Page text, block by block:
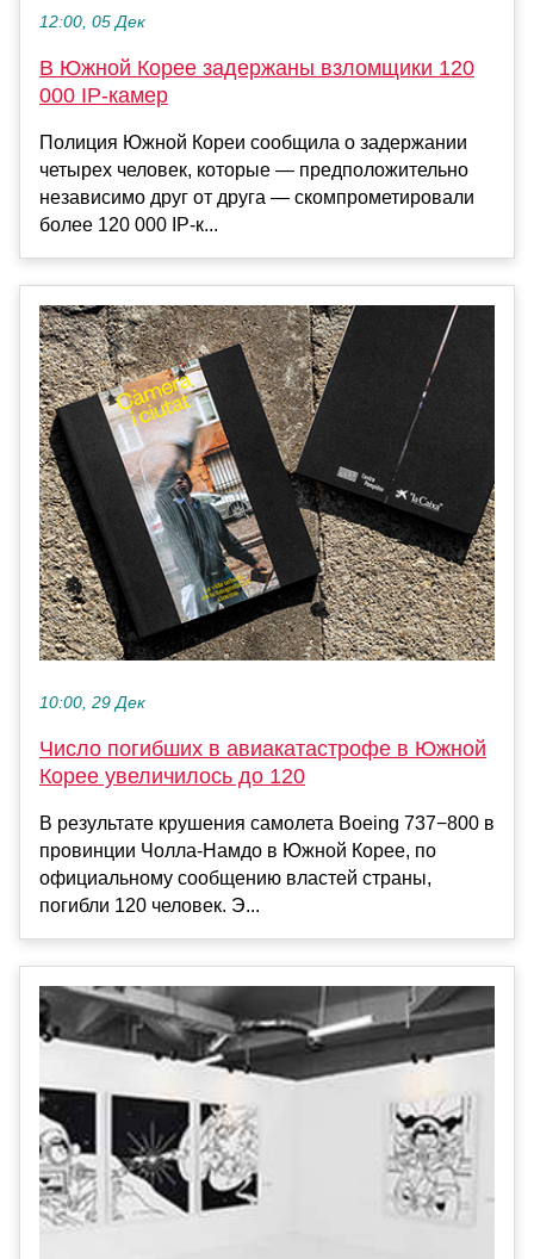
12:00, 05 Дек
В Южной Корее задержаны взломщики 120
000 IP-камер
Полиция Южной Кореи сообщила о задержании
четырех человек, которые — предположительно
независимо друг от друга — скомпрометировали
более 120 000 IP-к...
10:00, 29 Дек
Число погибших в авиакатастрофе в Южной
Корее увеличилось до 120
В результате крушения самолета Boeing 737−800 в
провинции Чолла-Намдо в Южной Корее, по
официальному сообщению властей страны,
погибли 120 человек. Э...